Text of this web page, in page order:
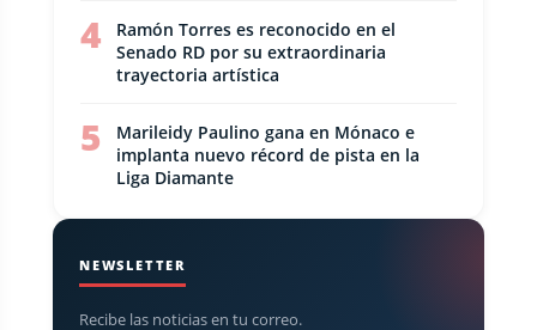
4
Ramón Torres es reconocido en el
Senado RD por su extraordinaria
trayectoria artística
5
Marileidy Paulino gana en Mónaco e
implanta nuevo récord de pista en la
Liga Diamante
NEWSLETTER
Recibe las noticias en tu correo.